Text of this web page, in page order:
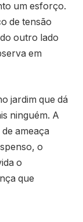
um esforço.
de tensão
outro lado
em
jardim que dá
ninguém. A
ameaça
o
o
que